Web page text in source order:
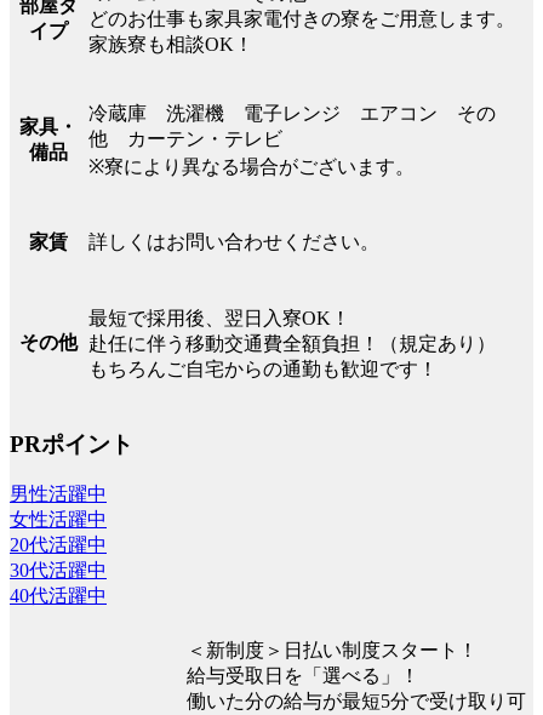
部屋タ
イプ
どのお仕事も家具家電付きの寮をご用意します。
家族寮も相談OK！
家具・
備品
冷蔵庫 洗濯機 電子レンジ エアコン その
他 カーテン・テレビ
※寮により異なる場合がございます。
家賃 詳しくはお問い合わせください。
その他
最短で採用後、翌日入寮OK！
赴任に伴う移動交通費全額負担！（規定あり）
もちろんご自宅からの通勤も歓迎です！
PRポイント
男性活躍中
女性活躍中
20代活躍中
30代活躍中
40代活躍中
＜新制度＞日払い制度スタート！
給与受取日を「選べる」！
働いた分の給与が最短5分で受け取り可